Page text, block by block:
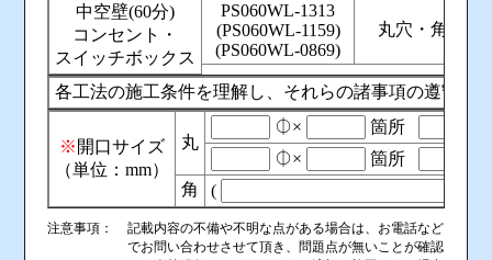
中空壁(60分)
コンセント・
スイッチボックス
PS060WL-1313
(PS060WL-1159)
(PS060WL-0869)
丸穴・角穴
各工法の施工条件を理解し、それらの諸事項の遵守が
※ 開口サイズ
（単位：mm）
丸
⏀× 箇所
⏀×
箇所
角
(
注意事項：
記載内容の不備や不明な点がある場合は、お電話など
でお問い合わせさせて頂き、問題点が無いことが確認